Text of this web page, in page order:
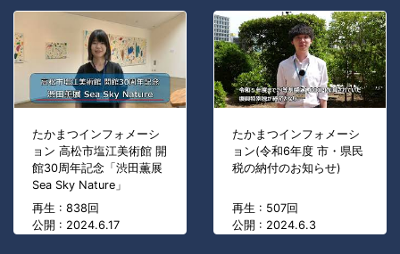
たかまつインフォメーシ
ョン 高松市塩江美術館 開
館30周年記念「渋田薫展
Sea Sky Nature」
再生 : 838回
公開 : 2024.6.17
たかまつインフォメーシ
ョン(令和6年度 市・県民
税の納付のお知らせ)
再生 : 507回
公開 : 2024.6.3